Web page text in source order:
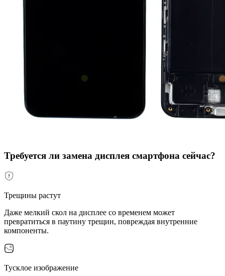
Требуется ли замена дисплея смартфона сейчас?
Трещины растут
Даже мелкий скол на дисплее со временем может
превратиться в паутину трещин, повреждая внутренние
компоненты.
Тусклое изображение